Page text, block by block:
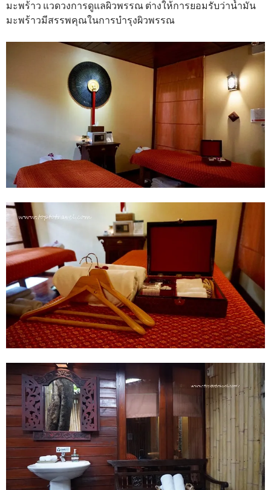
มะพร้าว แวดวงการดูแลผิวพรรณ ต่างให้การยอมรับว่าน้ำมัน
มะพร้าวมีสรรพคุณในการบำรุงผิวพรรณ